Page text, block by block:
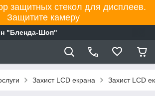
защитных стекол для дисплеев.
Защитите камеру
"Бленда-Шоп"
Захист LCD екрана Захист LCD